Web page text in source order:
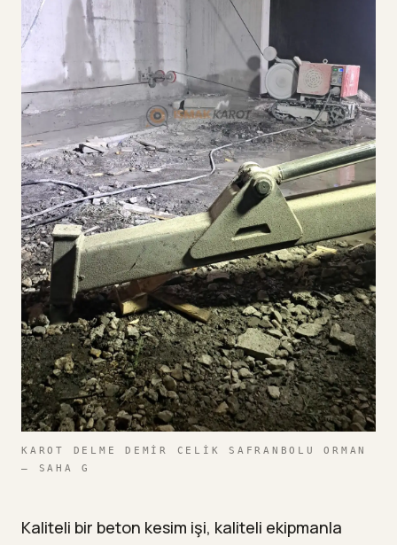
KAROT DELME DEMIR CELIK SAFRANBOLU ORMAN
— SAHA G
Kaliteli bir beton kesim işi, kaliteli ekipmanla